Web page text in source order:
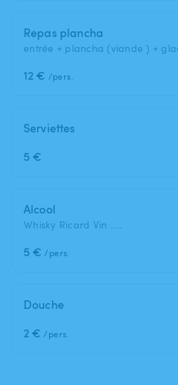
Repas plancha
entrée + plancha (viande ) +
12 € /pers.
Serviettes
5 €
Alcool
Whisky Ricard Vin …..
5 € /pers.
Douche
2 € /pers.